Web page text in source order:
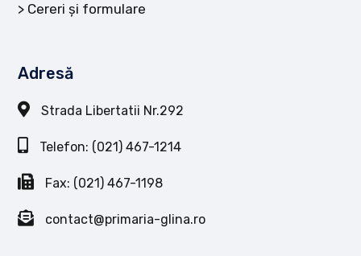
Cereri și formulare
Adresă
Strada Libertatii Nr.292
Telefon: (021) 467-1214
Fax: (021) 467-1198
contact@primaria-glina.ro